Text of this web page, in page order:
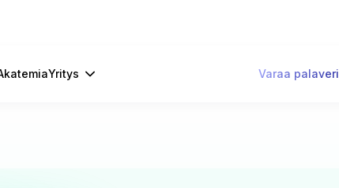
Yritys Varaa palaveri